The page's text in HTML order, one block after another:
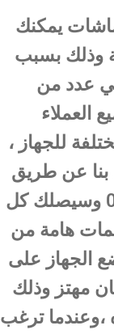
يمكنك
وذلك بسبب
عدد من
العملاء
للجهاز ،
بنا عن طريق
خدمة صيانة ميتاج 01201161666 وسيصلك كل
هامة من
الجهاز على
مهتز وذلك
ترغب